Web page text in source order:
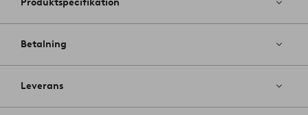
Produktspecifikation
Betalning
Leverans